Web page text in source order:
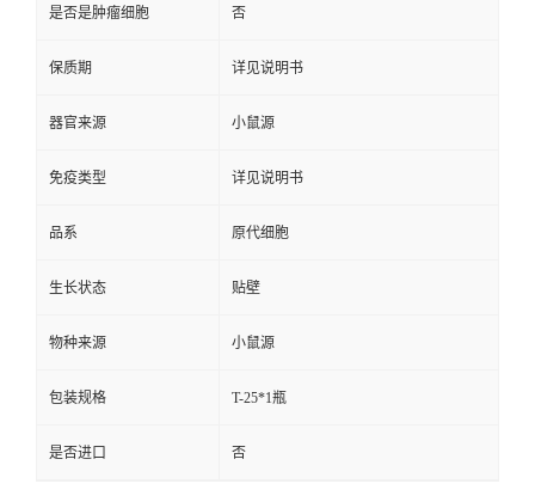
是否是肿瘤细胞 否
保质期 详见说明书
器官来源 小鼠源
免疫类型 详见说明书
品系 原代细胞
生长状态 贴壁
物种来源 小鼠源
包装规格 T-25*1瓶
是否进口 否